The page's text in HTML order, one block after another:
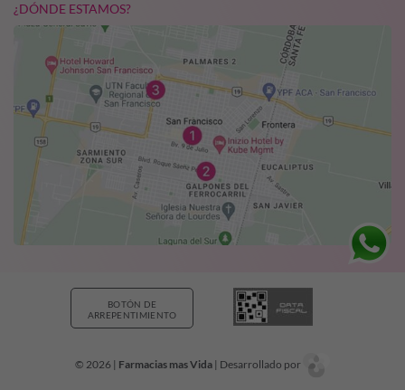
¿DÓNDE ESTAMOS?
BOTÓN DE
ARREPENTIMIENTO
© 2026 | Farmacias mas Vida | Desarrollado por